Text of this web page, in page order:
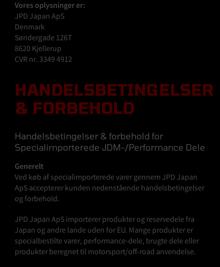
Vores oplysninger er:
JPD Japan ApS
Denmark
Søndergade 126T
8620 Kjellerup
CVR nr. 3349 4912
HANDELSBETINGELSER
& FORBEHOLD
Handelsbetingelser & forbehold for
Specialimporterede JDM-/Performance Dele
Generelt
Ved køb af specialimporterede varer gennem JPD Japan
ApS accepterer kunden nedenstående handelsbetingelser
og forbehold.
JPD Japan ApS importerer produkter og reservedele fra
Japan og andre lande uden for EU. Mange produkter er
specialbestilte varer, performance-dele, brugte dele eller
produkter beregnet til motorsport/off-road anvendelse.